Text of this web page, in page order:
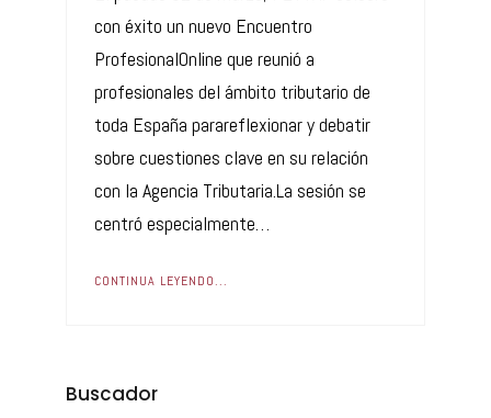
con éxito un nuevo Encuentro
ProfesionalOnline que reunió a
profesionales del ámbito tributario de
toda España parareflexionar y debatir
sobre cuestiones clave en su relación
con la Agencia Tributaria.La sesión se
centró especialmente…
CONTINUA LEYENDO...
Buscador